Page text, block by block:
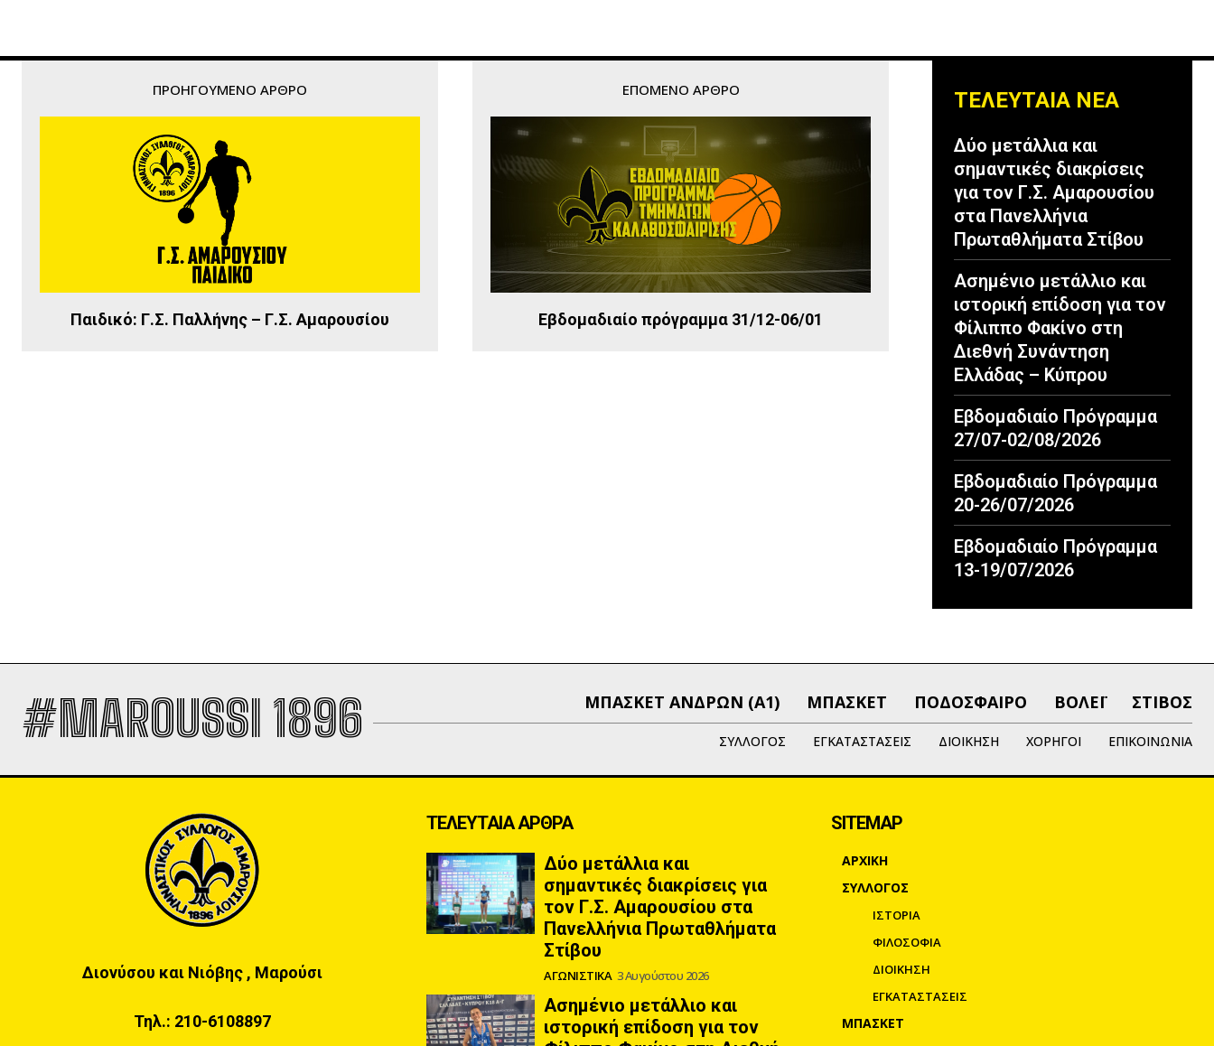
ΠΡΟΗΓΟΎΜΕΝΟ ΆΡΘΡΟ
Παιδικό: Γ.Σ. Παλλήνης – Γ.Σ. Αμαρουσίου
ΕΠΌΜΕΝΟ ΆΡΘΡΟ
Εβδομαδιαίο πρόγραμμα 31/12-06/01
ΤΕΛΕΥΤΑΙΑ ΝΕΑ
Δύο μετάλλια και
σημαντικές διακρίσεις
για τον Γ.Σ. Αμαρουσίου
στα Πανελλήνια
Πρωταθλήματα Στίβου
Ασημένιο μετάλλιο και
ιστορική επίδοση για τον
Φίλιππο Φακίνο στη
Διεθνή Συνάντηση
Ελλάδας – Κύπρου
Εβδομαδιαίο Πρόγραμμα
27/07-02/08/2026
Εβδομαδιαίο Πρόγραμμα
20-26/07/2026
Εβδομαδιαίο Πρόγραμμα
13-19/07/2026
#MAROUSSI 1896 ΜΠΑΣΚΕΤ ΑΝΔΡΩΝ (Α1) ΜΠΑΣΚΕΤ ΠΟΔΟΣΦΑΙΡΟ ΒΟΛΕΪ ΣΤΙΒΟΣ
ΣΥΛΛΟΓΟΣ ΕΓΚΑΤΑΣΤΑΣΕΙΣ ΔΙΟΙΚΗΣΗ ΧΟΡΗΓΟΙ ΕΠΙΚΟΙΝΩΝΙΑ
Διονύσου και Νιόβης , Μαρούσι
Τηλ.: 210-6108897
ΤΕΛΕΥΤΑΙΑ ΑΡΘΡΑ
Δύο μετάλλια και
σημαντικές διακρίσεις για
τον Γ.Σ. Αμαρουσίου στα
Πανελλήνια Πρωταθλήματα
Στίβου
ΑΓΩΝΙΣΤΙΚΑ 3 Αυγούστου 2026
Ασημένιο μετάλλιο και
ιστορική επίδοση για τον
SITEMAP
ΑΡΧΙΚΗ
ΣΥΛΛΟΓΟΣ
ΙΣΤΟΡΙΑ
ΦΙΛΟΣΟΦΙΑ
ΔΙΟΙΚΗΣΗ
ΕΓΚΑΤΑΣΤΑΣΕΙΣ
ΜΠΑΣΚΕΤ